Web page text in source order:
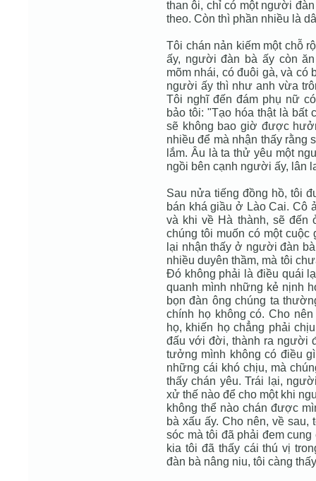
than ôi, chỉ có một người
theo. Còn thì phần nhiều là
Tôi chán nản kiếm một chỗ
ấy, người đàn bà ấy còn
mõm nhái, có đuôi gà, và có
người ấy thì như anh vừa
Tôi nghĩ đến đám phụ nữ
bảo tôi: "Tạo hóa thật là
sẽ không bao giờ được
nhiều để mà nhận thấy rằng
lắm. Âu là ta thử yêu một
ngồi bên cạnh người ấy, lân
Sau nửa tiếng đồng hồ, tôi
bán khá giầu ở Lào Cai. Cô
và khi về Hà thành, sẽ đến
chúng tôi muốn có một
lại nhận thấy ở người đàn
nhiều duyên thầm, mà tôi
Ðó không phải là điều quái
quanh mình những kẻ nịnh
bọn đàn ông chúng ta
chính họ không có. Cho
họ, khiến họ chẳng phải
đấu với đời, thành ra người
tưởng mình không có điều
những cái khó chịu, mà
thấy chán yêu. Trái lại,
xử thế nào để cho một khi
không thể nào chán được
bà xấu ấy. Cho nên, về
sóc mà tôi đã phải đem
kia tôi đã thấy cái thú vị
đàn bà nâng niu, tôi càng